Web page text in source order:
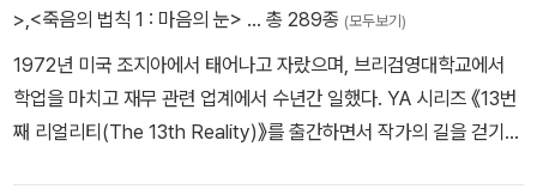
>,<죽음의 법칙 1 : 마음의 눈> … 총 289종 (모두보기)
1972년 미국 조지아에서 태어나고 자랐으며, 브리검영대학교에서
학업을 마치고 재무 관련 업계에서 수년간 일했다. YA 시리즈 《13번
째 리얼리티(The 13th Reality)》를 출간하면서 작가의 길을 걷기